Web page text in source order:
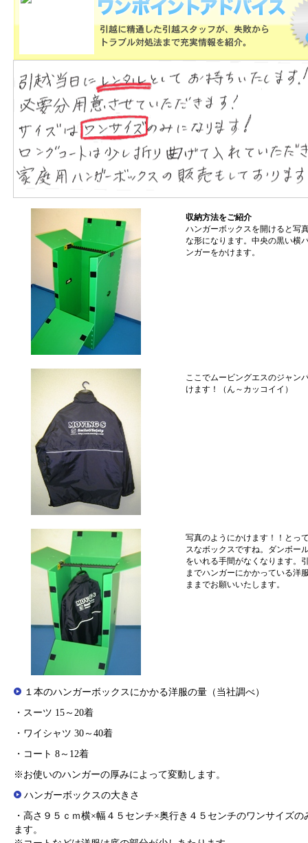
収納方法をご紹介
ハンガーボックスを開けると写
な形になります。中央の黒い横
ンガーをかけます。
ここでムービングエスのジャン
けます！（ん～カッコイイ）
写真のようにかけます！！とっ
スなボックスですね。ダンボー
をいれる手間がなくなります。
までハンガーにかかっている洋
ままでお願いいたします。
１本のハンガーボックスにかかる洋服の量（当社調べ）
・スーツ 15～20着
・ワイシャツ 30～40着
・コート 8～12着
※お使いのハンガーの厚みによって変動します。
ハンガーボックスの大きさ
・高さ９５ｃｍ横×幅４５センチ×奥行き４５センチのワンサイズの
ます。